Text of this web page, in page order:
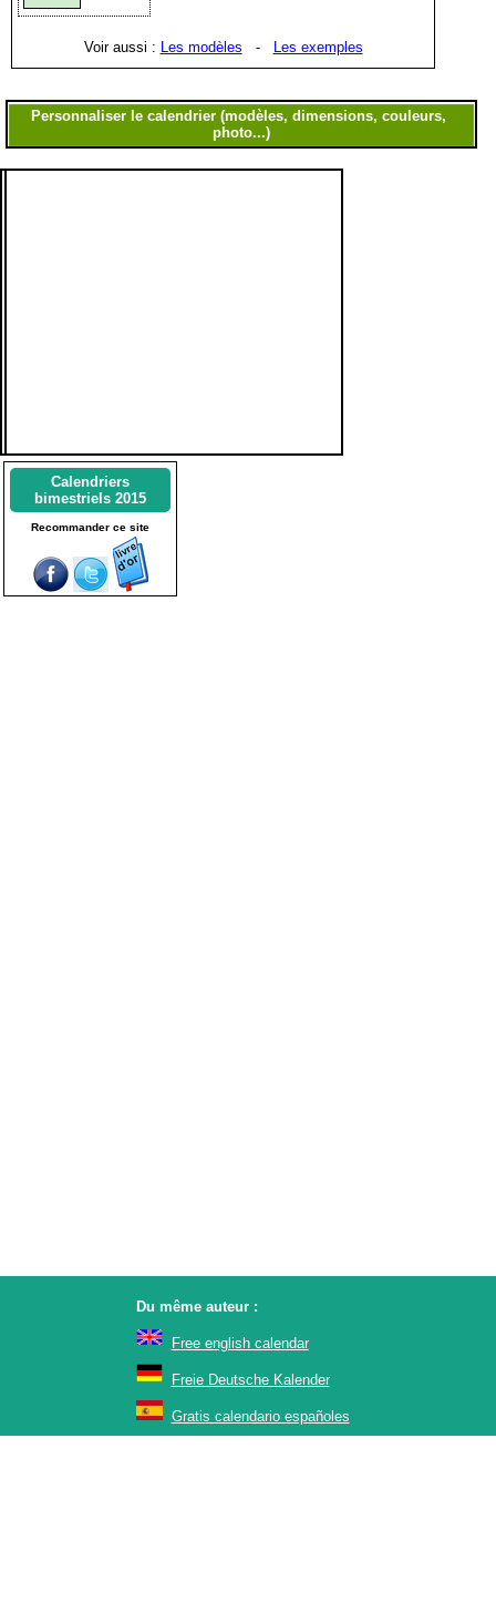
Voir aussi : Les modèles - Les exemples
Calendriers
bimestriels 2015
Recommander ce site
Du même auteur :
Free english calendar
Freie Deutsche Kalender
Gratis calendario españoles